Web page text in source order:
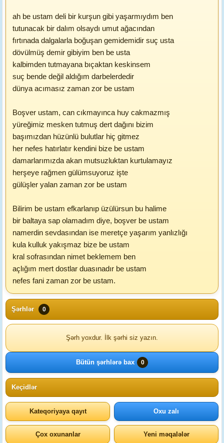
ah be ustam deli bir kurşun gibi yaşarmıydım ben
tutunacak bir dalım olsaydı umut ağacından
fırtınada dalgalarla boğuşan gemidemidir suç usta
dövülmüş demir gibiyim ben be usta
kalbimden tutmayana bıçaktan keskinsem
suç bende değil aldığım darbelerdedir
dünya acımasız zaman zor be ustam
Boşver ustam, can cıkmayınca huy cakmazmış
yüreğimiz mesken tutmuş dert dağını bizim
başımızdan hüzünlü bulutlar hiç gitmez
her nefes hatırlatır kendini bize be ustam
damarlarımızda akan mutsuzluktan kurtulamayız
herşeye rağmen gülümsuyoruz işte
gülüşler yalan zaman zor be ustam
Bilirim be ustam efkarlanıp üzülürsun bu halime
bir baltaya sap olamadım diye, boşver be ustam
namerdin sevdasından ise meretçe yaşarım yanlızlığı
kula kulluk yakışmaz bize be ustam
kral sofrasından nimet beklemem ben
açlığım mert dostlar duasınadır be ustam
nefes fani zaman zor be ustam.
Şərhlər 0
Şərh yoxdur. İlk şərhi siz yazın.
Bütün şərhlərə bax 0
Keçidlər
Kateqoriyaya qayıt Oxu zalı
Çox oxunanlar Yeni məqalələr